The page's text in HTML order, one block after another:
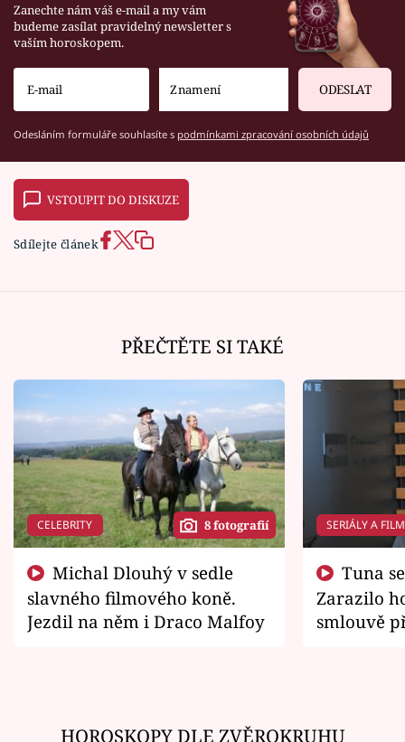
Zanechte nám váš e-mail a my vám
budeme zasílat pravidelný newsletter s
vaším horoskopem.
ODESLAT
Odesláním formuláře souhlasíte s podmínkami zpracování osobních údajů
VSTOUPIT DO DISKUZE
Sdílejte článek
PŘEČTĚTE SI TAKÉ
CELEBRITY 8 fotografií
slavného filmového koně.
Jezdil na něm i Draco Malfoy
SERIÁLY A
Zarazilo
smlouvě
HOROSKOPY DLE ZVĚROKRUHU